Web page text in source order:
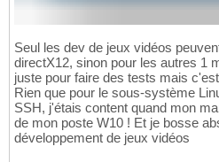
Seul les dev de jeux vidéos
directX12, sinon pour les autres 1
juste pour faire des tests mais
Rien que pour le sous-système
SSH, j'étais content quand mon
de mon poste W10 ! Et je bosse
développement de jeux vidéos